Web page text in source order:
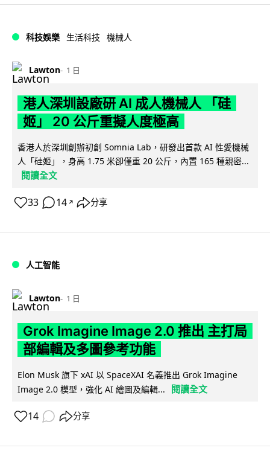
科技娛樂 生活科技 機械人
Lawton 1 日
港人深圳設廠研 AI 成人機械人 「硅
姬」 20 公斤重擬人度極高
香港人於深圳創辦初創 Somnia Lab，研發出首款 AI 性愛機械
人「硅姬」，身高 1.75 米卻僅重 20 公斤，內置 165 種親密...
閱讀全文
33 14 ↗ 分享
人工智能
Lawton 1 日
Grok Imagine Image 2.0 推出 主打局
部編輯及多圖參考功能
Elon Musk 旗下 xAI 以 SpaceXAI 名義推出 Grok Imagine
Image 2.0 模型，強化 AI 繪圖及編輯...
閱讀全文
14 分享